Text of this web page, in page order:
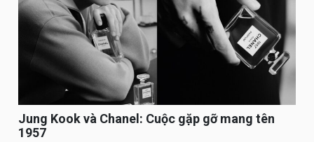
Jung Kook và Chanel: Cuộc gặp gỡ mang tên
1957